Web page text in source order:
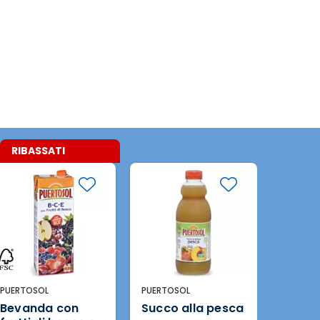
PUERTOSOL
Succo alla pesca
PUERTOSOL
Succo di